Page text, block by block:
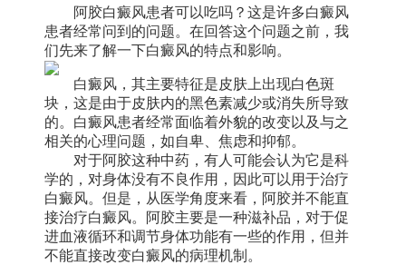
阿胶白癜风患者可以吃吗？这是许多白癜风
患者经常问到的问题。在回答这个问题之前，我
们先来了解一下白癜风的特点和影响。
白癜风，其主要特征是皮肤上出现白色斑
块，这是由于皮肤内的黑色素减少或消失所导致
的。白癜风患者经常面临着外貌的改变以及与之
相关的心理问题，如自卑、焦虑和抑郁。
对于阿胶这种中药，有人可能会认为它是科
学的，对身体没有不良作用，因此可以用于治疗
白癜风。但是，从医学角度来看，阿胶并不能直
接治疗白癜风。阿胶主要是一种滋补品，对于促
进血液循环和调节身体功能有一些的作用，但并
不能直接改变白癜风的病理机制。